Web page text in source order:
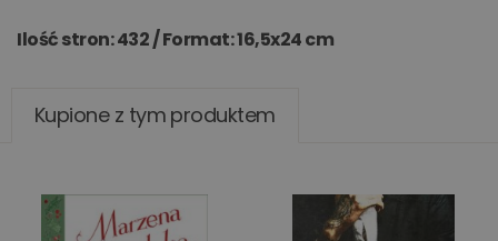
Ilość stron: 432 /Format: 16,5x24 cm
Kupione z tym produktem